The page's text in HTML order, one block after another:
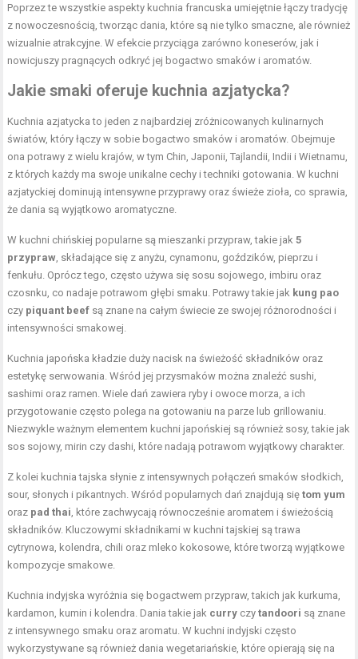
Poprzez te wszystkie aspekty kuchnia francuska umiejętnie łączy tradycję
z nowoczesnością, tworząc dania, które są nie tylko smaczne, ale również
wizualnie atrakcyjne. W efekcie przyciąga zarówno koneserów, jak i
nowicjuszy pragnących odkryć jej bogactwo smaków i aromatów.
Jakie smaki oferuje kuchnia azjatycka?
Kuchnia azjatycka to jeden z najbardziej zróżnicowanych kulinarnych
światów, który łączy w sobie bogactwo smaków i aromatów. Obejmuje
ona potrawy z wielu krajów, w tym Chin, Japonii, Tajlandii, Indii i Wietnamu,
z których każdy ma swoje unikalne cechy i techniki gotowania. W kuchni
azjatyckiej dominują intensywne przyprawy oraz świeże zioła, co sprawia,
że dania są wyjątkowo aromatyczne.
W kuchni chińskiej popularne są mieszanki przypraw, takie jak5
przypraw, składające się z anyżu, cynamonu, goździków, pieprzu i
fenkułu. Oprócz tego, często używa się sosu sojowego, imbiru oraz
czosnku, co nadaje potrawom głębi smaku. Potrawy takie jak kung pao
czy piquant beef są znane na całym świecie ze swojej różnorodności i
intensywności smakowej.
Kuchnia japońska kładzie duży nacisk na świeżość składników oraz
estetykę serwowania. Wśród jej przysmaków można znaleźć sushi,
sashimi oraz ramen. Wiele dań zawiera ryby i owoce morza, a ich
przygotowanie często polega na gotowaniu na parze lub grillowaniu.
Niezwykle ważnym elementem kuchni japońskiej są również sosy, takie jak
sos sojowy, mirin czy dashi, które nadają potrawom wyjątkowy charakter.
Z kolei kuchnia tajska słynie z intensywnych połączeń smaków słodkich,
sour, słonych i pikantnych. Wśród popularnych dań znajdują siętom yum
oraz pad thai, które zachwycają równocześnie aromatem i świeżością
składników. Kluczowymi składnikami w kuchni tajskiej są trawa
cytrynowa, kolendra, chili oraz mleko kokosowe, które tworzą wyjątkowe
kompozycje smakowe.
Kuchnia indyjska wyróżnia się bogactwem przypraw, takich jak kurkuma,
kardamon, kumin i kolendra. Dania takie jak curry czytandoori są znane
z intensywnego smaku oraz aromatu. W kuchni indyjski często
wykorzystywane są również dania wegetariańskie, które opierają się na